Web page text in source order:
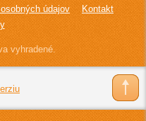
údajov
Kontakt
vyhradené.